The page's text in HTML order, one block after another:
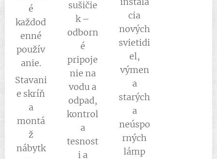
é
každod
enné
použív
anie.
Stavani
e skríň
a
montá
ž
nábytk
sušičie
k –
odborn
é
pripoje
nie na
vodu a
odpad,
kontrol
a
tesnost
i a
cia
nových
svietidi
el,
výmen
a
starých
a
neúspo
rných
lámp